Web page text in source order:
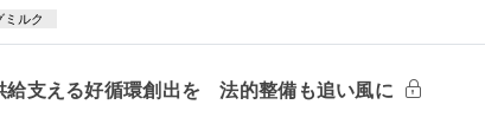
ミルク
支える好循環創出を 法的整備も追い風に